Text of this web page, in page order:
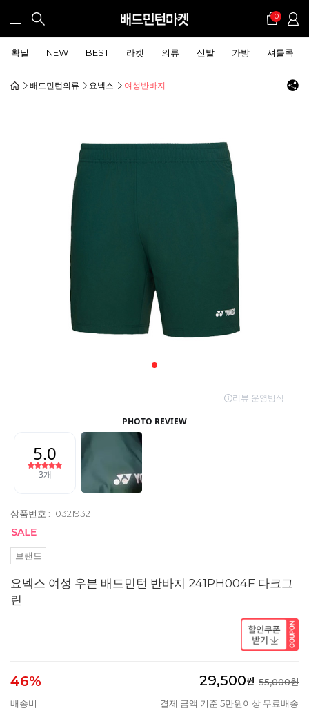
0
확딜 NEW BEST 라켓 의류 신발 가방 셔틀콕
배드민턴의류 요넥스 여성반바지
상품번호 : 10321932
브랜드
요넥스 여성 우븐 배드민턴 반바지 241PH004F 다크그
린
46% 29,500원 55,000원
배송비
결제 금액 기준 5만원이상 무료배송